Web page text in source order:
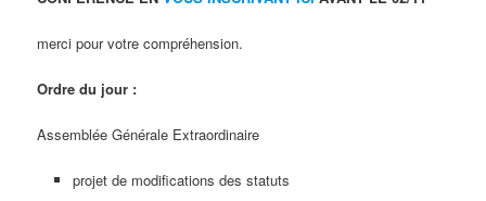
merci pour votre compréhension.
Ordre du jour :
Assemblée Générale Extraordinaire
projet de modifications des statuts